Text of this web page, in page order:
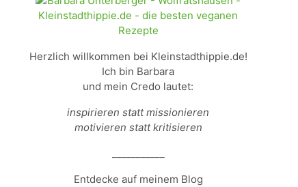
Herzlich willkommen bei Kleinstadthippie.de!
Ich bin Barbara
und mein Credo lautet:
inspirieren statt missionieren
motivieren statt kritisieren
Entdecke auf meinem Blog